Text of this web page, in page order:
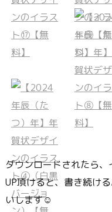
ダウンロードされたら
UP頂けると、書き続け
いします☺